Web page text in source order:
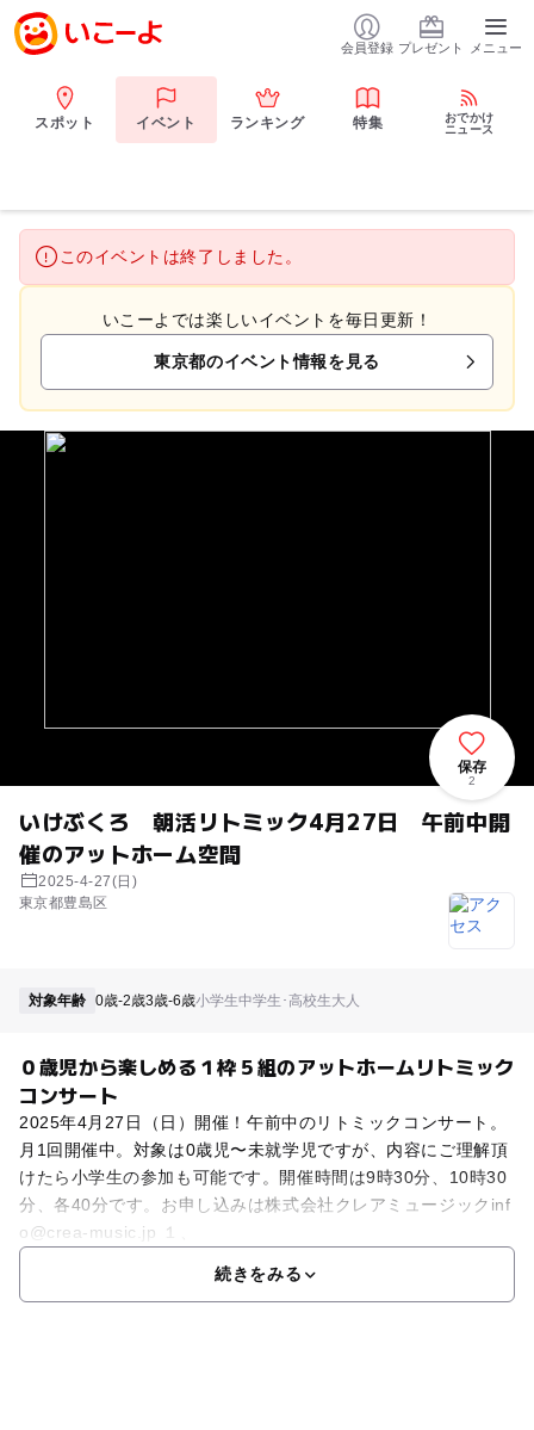
会員登録 プレゼント メニュー
スポット イベント ランキング 特集
おでかけ
ニュース
このイベントは終了しました。
いこーよでは楽しいイベントを毎日更新！
東京都のイベント情報を見る
いけぶくろ 朝活リトミック4月27日 午前中開
催のアットホーム空間
2025-4-27(日)
東京都豊島区
保存
2
対象年齢 0歳-2歳3歳-6歳小学生中学生･高校生大人
０歳児から楽しめる１枠５組のアットホームリトミック
コンサート
2025年4月27日（日）開催！午前中のリトミックコンサート。
月1回開催中。対象は0歳児〜未就学児ですが、内容にご理解頂
けたら小学生の参加も可能です。開催時間は9時30分、10時30
分、各40分です。お申し込みは株式会社クレアミュージックinf
o@crea-music.jp １、
続きをみる